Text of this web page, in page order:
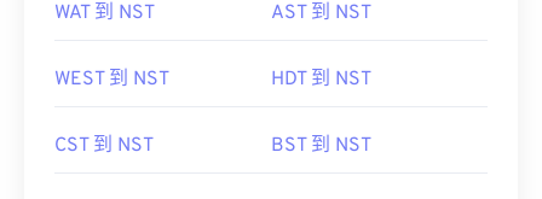
WAT 到 NST AST 到 NST
WEST 到 NST HDT 到 NST
CST 到 NST BST 到 NST